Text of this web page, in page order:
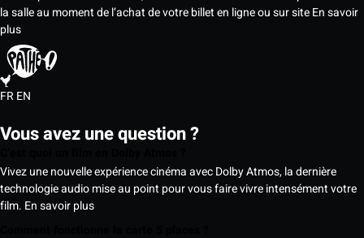
la salle au moment de l’achat de votre billet en ligne ou sur siteEn savoir
plus
FREN
Vous avez une question ?
Vivez une nouvelle expérience cinéma avec Dolby Atmos, la dernière
technologie audio mise au point pour vous faire vivre intensément votre
film. En savoir plus